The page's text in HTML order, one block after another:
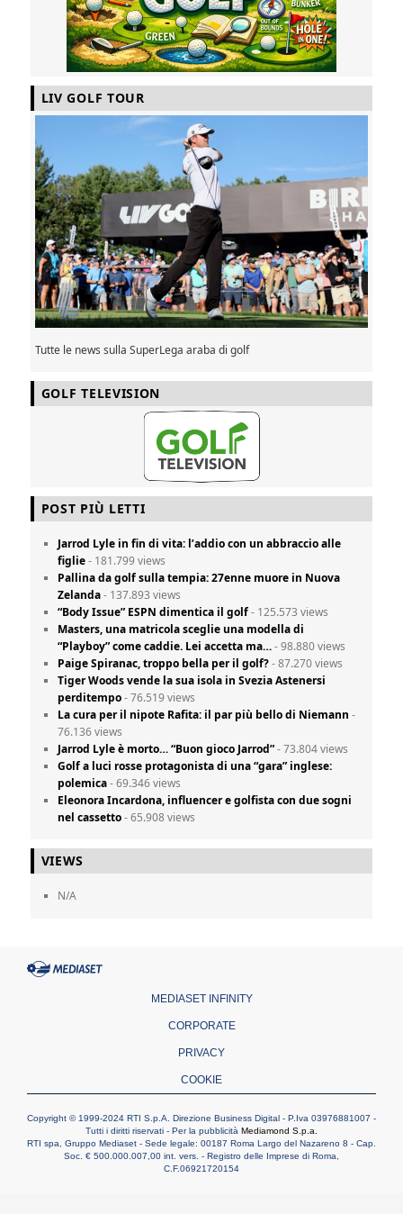
LIV GOLF TOUR
Tutte le news sulla SuperLega araba di golf
GOLF TELEVISION
POST PIÙ LETTI
Jarrod Lyle in fin di vita: l’addio con un abbraccio alle
figlie- 181.799 views
Pallina da golf sulla tempia: 27enne muore in Nuova
Zelanda- 137.893 views
“Body Issue” ESPN dimentica il golf- 125.573 views
Masters, una matricola sceglie una modella di
“Playboy” come caddie. Lei accetta ma…- 98.880 views
Paige Spiranac, troppo bella per il golf?- 87.270 views
Tiger Woods vende la sua isola in Svezia Astenersi
perditempo- 76.519 views
La cura per il nipote Rafita: il par più bello di Niemann -
76.136 views
Jarrod Lyle è morto… “Buon gioco Jarrod”- 73.804 views
Golf a luci rosse protagonista di una “gara” inglese:
polemica- 69.346 views
Eleonora Incardona, influencer e golfista con due sogni
nel cassetto- 65.908 views
VIEWS
N/A
MEDIASET INFINITY
CORPORATE
PRIVACY
COOKIE
Copyright © 1999-2024 RTI S.p.A. Direzione Business Digital - P.Iva 03976881007 -
Tutti i diritti riservati - Per la pubblicità Mediamond S.p.a.
RTI spa, Gruppo Mediaset - Sede legale: 00187 Roma Largo del Nazareno 8 - Cap.
Soc. € 500.000.007,00 int. vers. - Registro delle Imprese di Roma,
C.F.06921720154